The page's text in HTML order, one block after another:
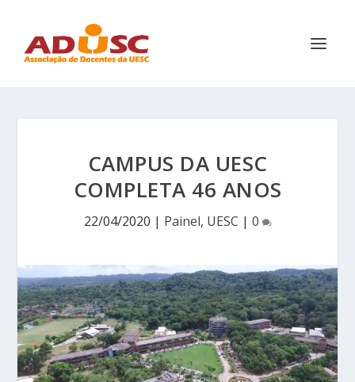
CAMPUS DA UESC
COMPLETA 46 ANOS
22/04/2020 | Painel, UESC | 0